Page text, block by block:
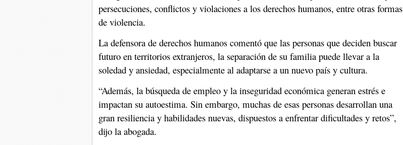
persecuciones, conflictos y violaciones a los derechos humanos, entre otras formas
de violencia.
La defensora de derechos humanos comentó que las personas que deciden buscar
futuro en territorios extranjeros, la separación de su familia puede llevar a la
soledad y ansiedad, especialmente al adaptarse a un nuevo país y cultura.
“Además, la búsqueda de empleo y la inseguridad económica generan estrés e
impactan su autoestima. Sin embargo, muchas de esas personas desarrollan una
gran resiliencia y habilidades nuevas, dispuestos a enfrentar dificultades y retos”,
dijo la abogada.